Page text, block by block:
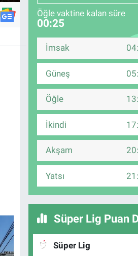
Öğle vaktine kalan süre
00:23
İmsak
Güneş
Öğle
İkindi
Akşam
Yatsı
Süper Lig Puan
Süper Lig